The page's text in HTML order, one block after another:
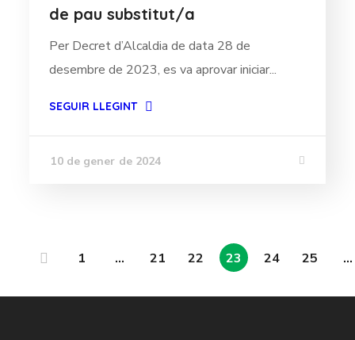
de pau substitut/a
Per Decret d’Alcaldia de data 28 de
desembre de 2023, es va aprovar iniciar...
SEGUIR LLEGINT
10 de gener de 2024
1 … 21 22 23 24 25 …